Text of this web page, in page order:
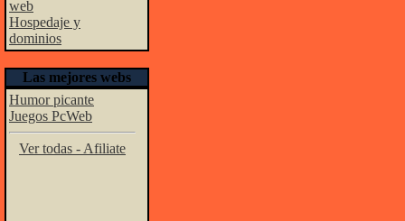
web
Hospedaje y
dominios
Las mejores webs
Humor picante
Juegos PcWeb
Ver todas - Afiliate